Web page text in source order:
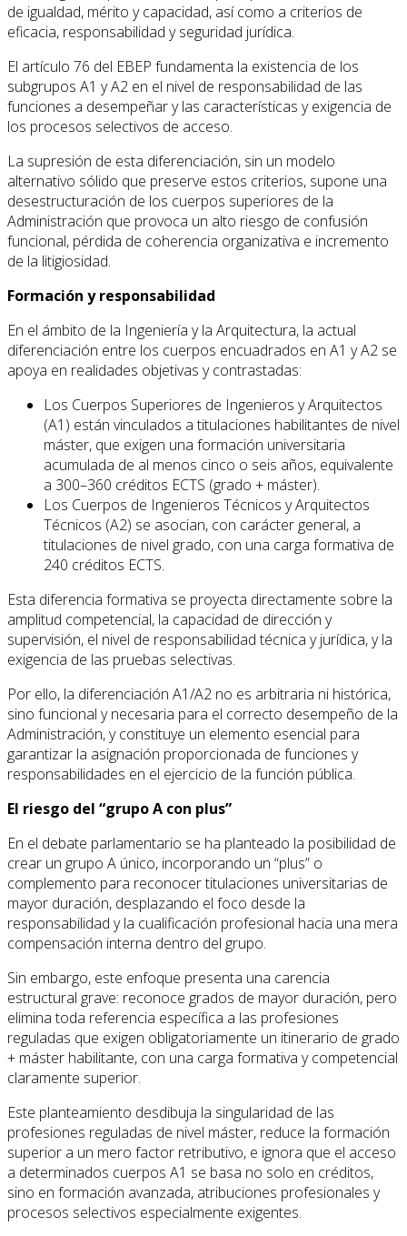
de igualdad, mérito y capacidad, así como a criterios de
eficacia, responsabilidad y seguridad jurídica.
El artículo 76 del EBEP fundamenta la existencia de los
subgrupos A1 y A2 en el nivel de responsabilidad de las
funciones a desempeñar y las características y exigencia de
los procesos selectivos de acceso.
La supresión de esta diferenciación, sin un modelo
alternativo sólido que preserve estos criterios, supone una
desestructuración de los cuerpos superiores de la
Administración que provoca un alto riesgo de confusión
funcional, pérdida de coherencia organizativa e incremento
de la litigiosidad.
Formación y responsabilidad
En el ámbito de la Ingeniería y la Arquitectura, la actual
diferenciación entre los cuerpos encuadrados en A1 y A2 se
apoya en realidades objetivas y contrastadas:
Los Cuerpos Superiores de Ingenieros y Arquitectos
(A1) están vinculados a titulaciones habilitantes de nivel
máster, que exigen una formación universitaria
acumulada de al menos cinco o seis años, equivalente
a 300–360 créditos ECTS (grado + máster).
Los Cuerpos de Ingenieros Técnicos y Arquitectos
Técnicos (A2) se asocian, con carácter general, a
titulaciones de nivel grado, con una carga formativa de
240 créditos ECTS.
Esta diferencia formativa se proyecta directamente sobre la
amplitud competencial, la capacidad de dirección y
supervisión, el nivel de responsabilidad técnica y jurídica, y la
exigencia de las pruebas selectivas.
Por ello, la diferenciación A1/A2 no es arbitraria ni histórica,
sino funcional y necesaria para el correcto desempeño de la
Administración, y constituye un elemento esencial para
garantizar la asignación proporcionada de funciones y
responsabilidades en el ejercicio de la función pública.
El riesgo del “grupo A con plus”
En el debate parlamentario se ha planteado la posibilidad de
crear un grupo A único, incorporando un “plus” o
complemento para reconocer titulaciones universitarias de
mayor duración, desplazando el foco desde la
responsabilidad y la cualificación profesional hacia una mera
compensación interna dentro del grupo.
Sin embargo, este enfoque presenta una carencia
estructural grave: reconoce grados de mayor duración, pero
elimina toda referencia específica a las profesiones
reguladas que exigen obligatoriamente un itinerario de grado
+ máster habilitante, con una carga formativa y competencial
claramente superior.
Este planteamiento desdibuja la singularidad de las
profesiones reguladas de nivel máster, reduce la formación
superior a un mero factor retributivo, e ignora que el acceso
a determinados cuerpos A1 se basa no solo en créditos,
sino en formación avanzada, atribuciones profesionales y
procesos selectivos especialmente exigentes.